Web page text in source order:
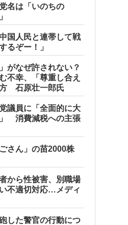
名は「いのちの
国人民と連帯して戦
るぞー！」
がなぜ許されない？
不幸、「尊重し合え
石原壮一郎氏
議員に「全面的に大
消費減税への主張
さん」の苗2000株
から性被害、別職場
不適切対応…メディ
した警官の行動につ